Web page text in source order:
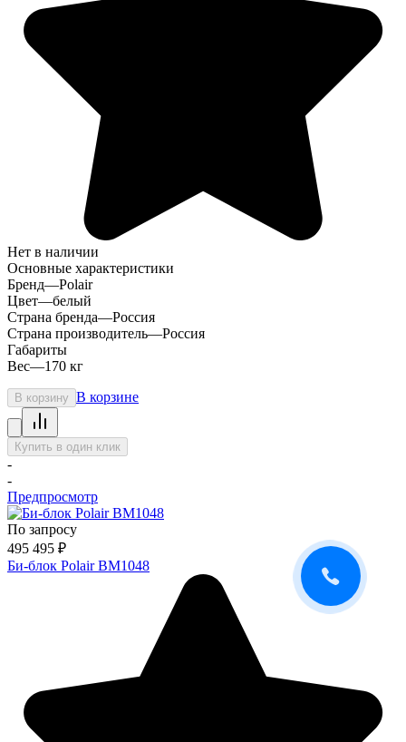
Нет в наличии
Основные характеристики
Бренд—Polair
Цвет—белый
Страна бренда—Россия
Страна производитель—Россия
Габариты
Вес—170 кг
В корзину В корзине
Купить в один клик
-
-
Предпросмотр
По запросу
495 495 ₽
Би-блок Polair BM1048